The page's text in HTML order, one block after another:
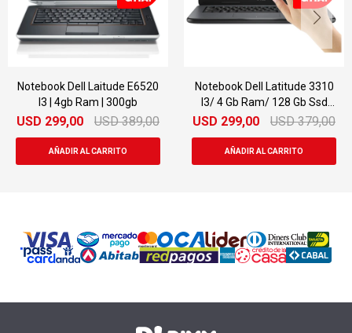
Dell Laitude E6520
I3 | 4gb Ram | 300gb
299,00 USD 389,00
Notebook Dell Latitude 3310
I3/ 4 Gb Ram/ 128 Gb Ssd
Táctil
USD 299,00 USD 379,00